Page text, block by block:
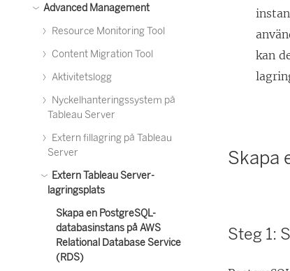
Advanced Management
Resource Monitoring Tool
Content Migration Tool
Aktivitetslogg
Nyckelhanteringssystem på
Tableau Server
Extern fillagring på Tableau
Server
Extern Tableau Server-
lagringsplats
Skapa en PostgreSQL-
databasinstans på AWS
Relational Database Service
(RDS)
kan
Skapa
Steg 1: